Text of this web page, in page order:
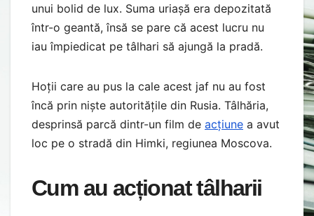
unui bolid de lux. Suma uriașă era depozitată
într-o geantă, însă se pare că acest lucru nu
iau împiedicat pe tâlhari să ajungă la pradă.
Hoții care au pus la cale acest jaf nu au fost
încă prin niște autoritățile din Rusia. Tâlhăria,
desprinsă parcă dintr-un film de acțiune a avut
loc pe o stradă din Himki, regiunea Moscova.
Cum au acționat tâlharii